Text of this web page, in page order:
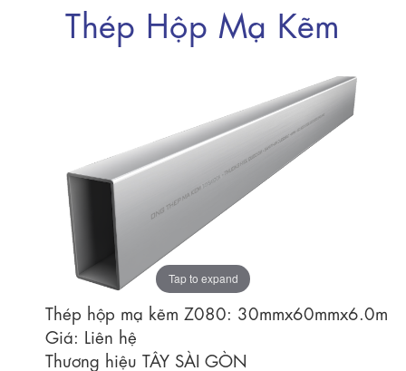
Thép Hộp Mạ Kẽm
Tap to expand
Thép hộp mạ kẽm Z080: 30mmx60mmx6.0m
Giá: Liên hệ
Thương hiệu TÂY SÀI GÒN